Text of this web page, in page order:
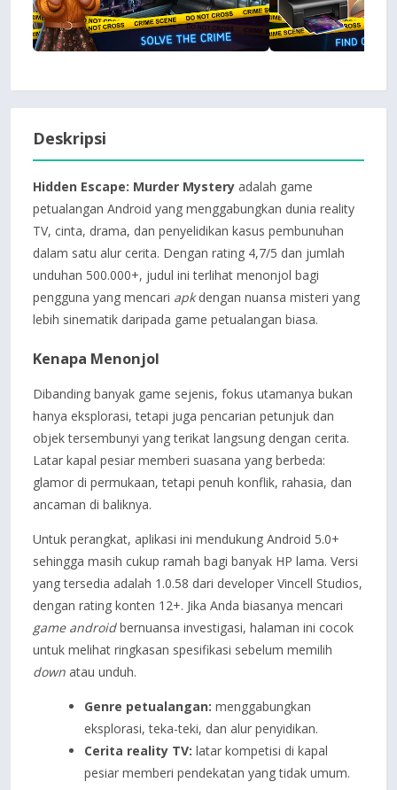
Deskripsi
Hidden Escape: Murder Mystery adalah game
petualangan Android yang menggabungkan dunia reality
TV, cinta, drama, dan penyelidikan kasus pembunuhan
dalam satu alur cerita. Dengan rating 4,7/5 dan jumlah
unduhan 500.000+, judul ini terlihat menonjol bagi
pengguna yang mencari apkdengan nuansa misteri yang
lebih sinematik daripada game petualangan biasa.
Kenapa Menonjol
Dibanding banyak game sejenis, fokus utamanya bukan
hanya eksplorasi, tetapi juga pencarian petunjuk dan
objek tersembunyi yang terikat langsung dengan cerita.
Latar kapal pesiar memberi suasana yang berbeda:
glamor di permukaan, tetapi penuh konflik, rahasia, dan
ancaman di baliknya.
Untuk perangkat, aplikasi ini mendukung Android 5.0+
sehingga masih cukup ramah bagi banyak HP lama. Versi
yang tersedia adalah 1.0.58 dari developer Vincell Studios,
dengan rating konten 12+. Jika Anda biasanya mencari
game androidbernuansa investigasi, halaman ini cocok
untuk melihat ringkasan spesifikasi sebelum memilih
down atau unduh.
Genre petualangan: menggabungkan
eksplorasi, teka-teki, dan alur penyidikan.
Cerita reality TV: latar kompetisi di kapal
pesiar memberi pendekatan yang tidak umum.